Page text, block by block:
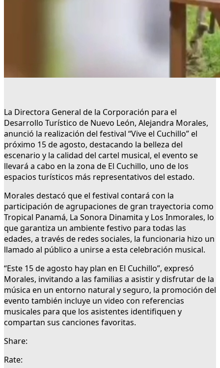
La Directora General de la Corporación para el
Desarrollo Turístico de Nuevo León, Alejandra Morales,
anunció la realización del festival “Vive el Cuchillo” el
próximo 15 de agosto, destacando la belleza del
escenario y la calidad del cartel musical, el evento se
llevará a cabo en la zona de El Cuchillo, uno de los
espacios turísticos más representativos del estado.
Morales destacó que el festival contará con la
participación de agrupaciones de gran trayectoria como
Tropical Panamá, La Sonora Dinamita y Los Inmorales, lo
que garantiza un ambiente festivo para todas las
edades, a través de redes sociales, la funcionaria hizo un
llamado al público a unirse a esta celebración musical.
“Este 15 de agosto hay plan en El Cuchillo”, expresó
Morales, invitando a las familias a asistir y disfrutar de la
música en un entorno natural y seguro, la promoción del
evento también incluye un video con referencias
musicales para que los asistentes identifiquen y
compartan sus canciones favoritas.
Share:
Rate: